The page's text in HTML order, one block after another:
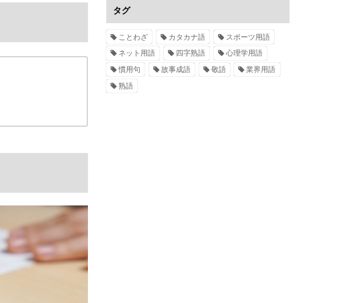
タグ
ことわざ カタカナ語
スポーツ用語
ネット用語
四字熟語
心理学用語
慣用句
故事成語 敬語
業界用語
熟語